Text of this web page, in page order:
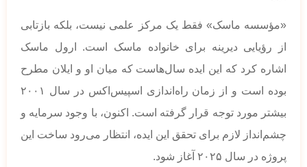
«مؤسسه ماسک» فقط یک مرکز علمی نیست، بلکه بازتابی
از رؤیایی دیرینه برای خانواده ماسک است. ارول ماسک
اشاره کرد که این ایده سال‌هاست که میان او و ایلان مطرح
بوده است و از زمان راه‌اندازی اسپیس‌اکس در سال ۲۰۰۱
بیشتر مورد توجه قرار گرفته است. اکنون، با وجود سرمایه و
چشم‌انداز لازم برای تحقق این ایده، انتظار می‌رود ساخت این
پروژه در سال ۲۰۲۵ آغاز شود.